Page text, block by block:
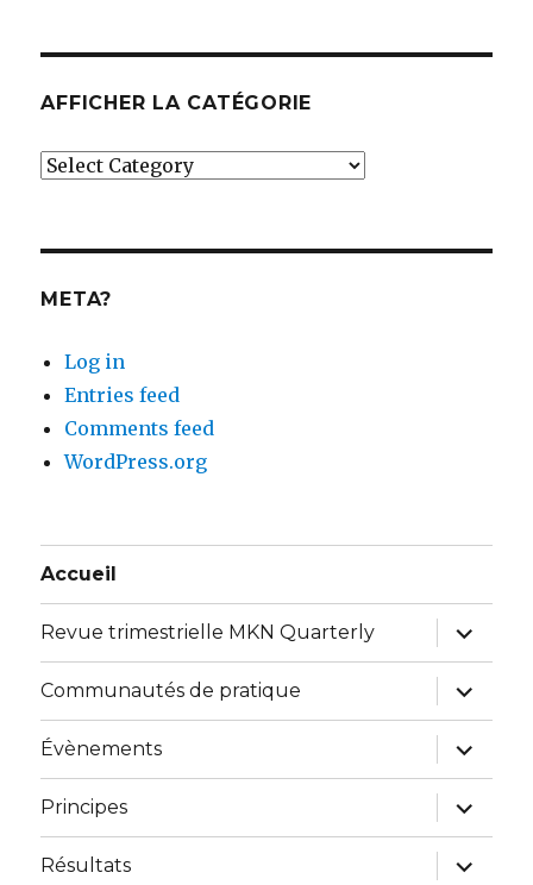
AFFICHER LA CATÉGORIE
Afficher
META?
Log in
Entries feed
Comments feed
WordPress.org
Accueil
Revue trimestrielle MKN Quarterly
expand
child
menu
Communautés de pratique
expand
child
menu
Évènements
expand
child
menu
Principes
expand
child
menu
Résultats
expand
child